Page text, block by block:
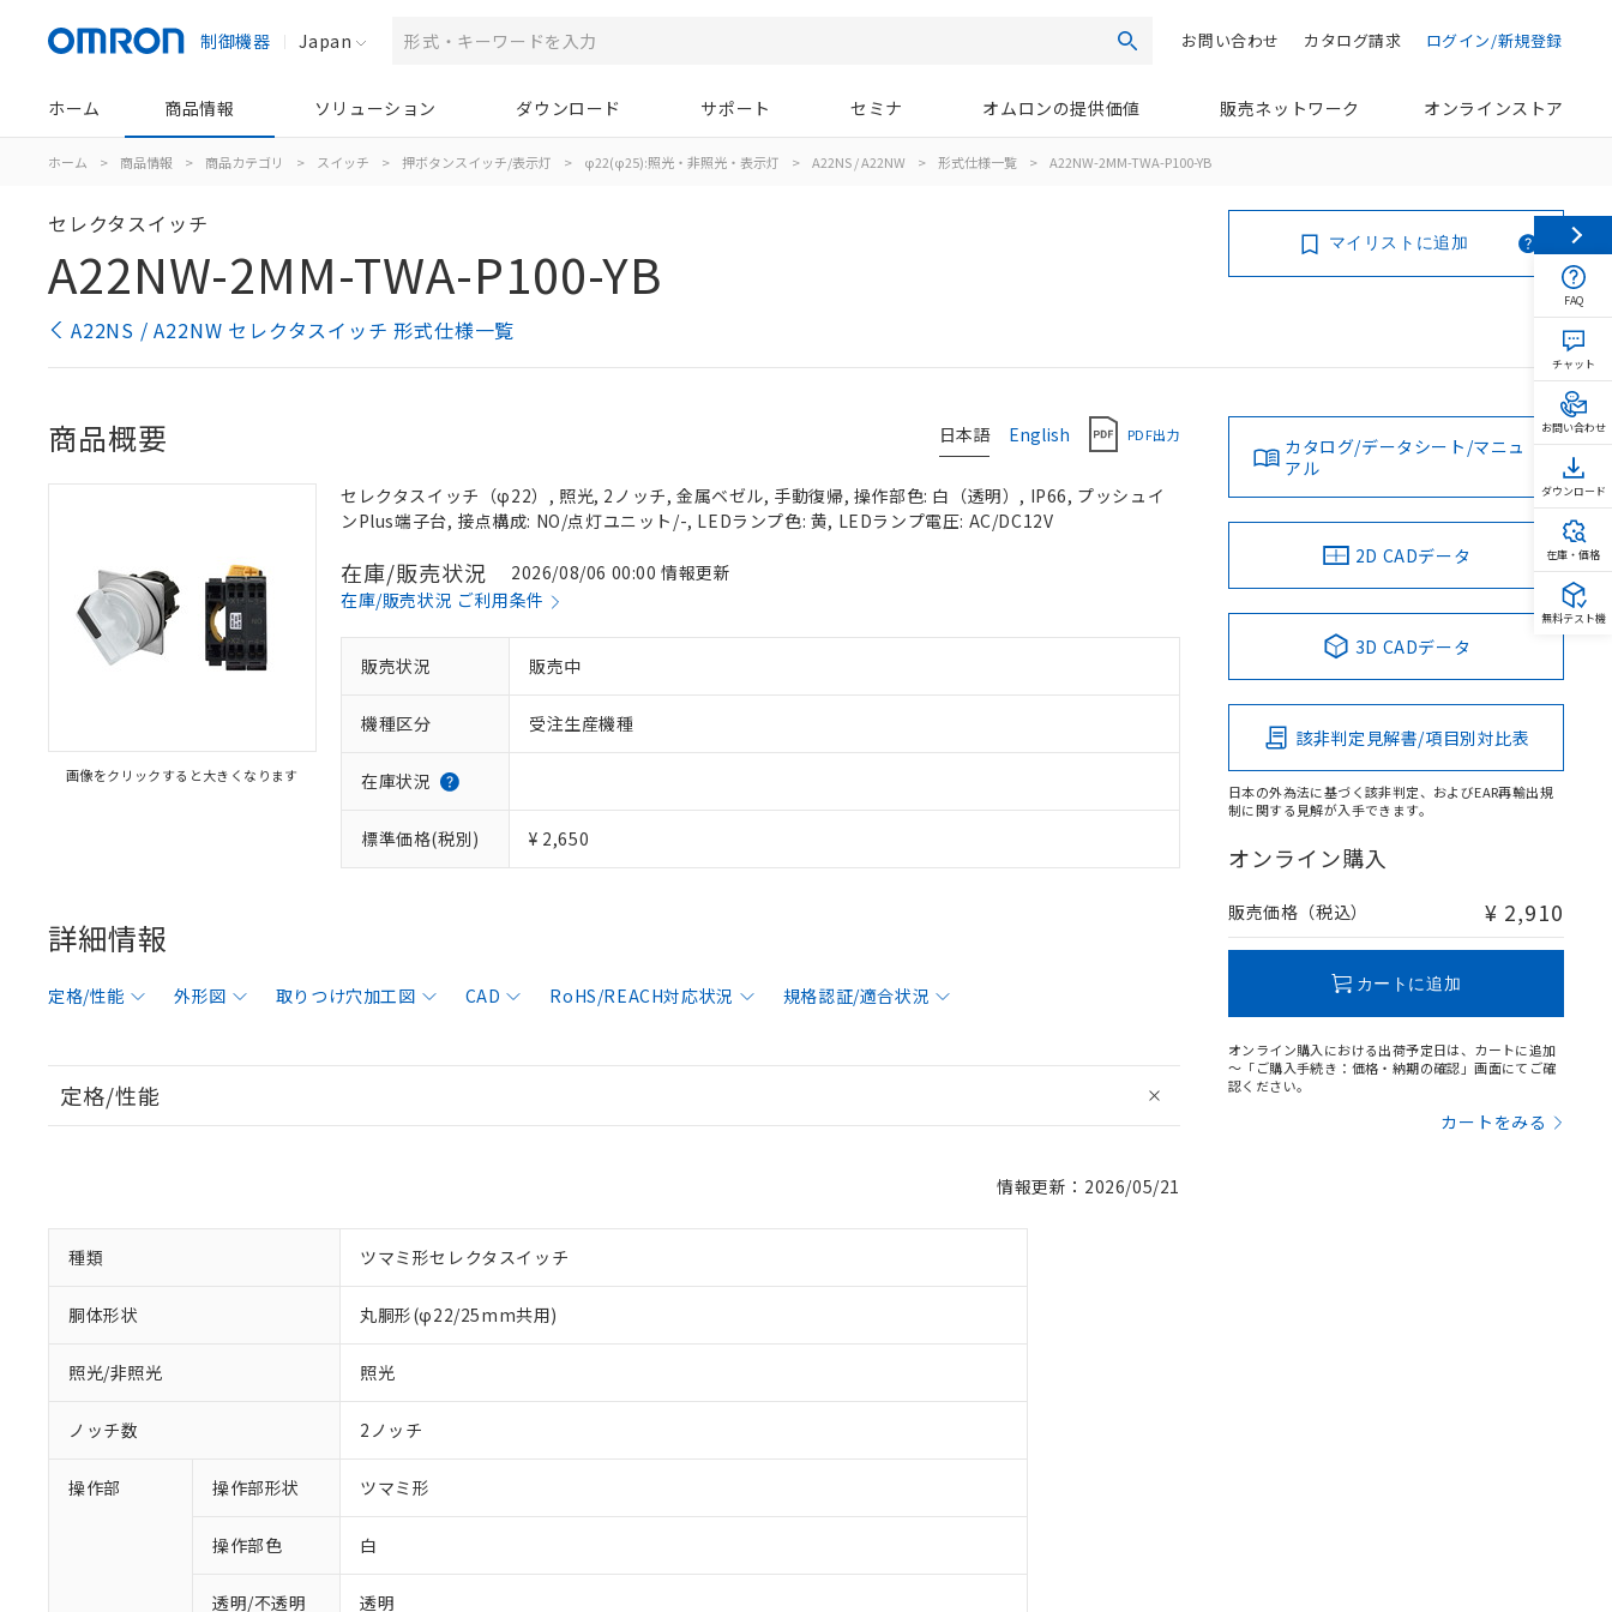
制御機器 Japan 検索 ログイン/新規登録
カタログ請求
お問い合わせ
ホーム 商品情報 ソリューション ダウンロード サポート セミナ オムロンの提供価値 販売ネットワーク オンラインストア
ホーム > 商品情報 > 商品カテゴリ > スイッチ > 押ボタンスイッチ/表示灯 > φ22(φ25):照光・非照光・表示灯 > A22NS / A22NW > 形式仕様一覧 > A22NW-2MM-TWA-P100-YB
セレクタスイッチ
A22NW-2MM-TWA-P100-YB
A22NS / A22NW セレクタスイッチ 形式仕様一覧
マイリストに追加
日本語 English PDF出力
商品概要
画像をクリックすると大きくなります
セレクタスイッチ（φ22）, 照光, 2ノッチ, 金属ベゼル, 手動復帰, 操作部色: 白（透明）, IP66, プッシュイ
ンPlus端子台, 接点構成: NO/点灯ユニット/-, LEDランプ色: 黄, LEDランプ電圧: AC/DC12V
在庫/販売状況
2026/08/06 00:00 情報更新
在庫/販売状況 ご利用条件
販売状況 販売中
機種区分 受注生産機種
在庫状況
標準価格(税別) ¥ 2,650
詳細情報
定格/性能 外形図 取りつけ穴加工図 CAD RoHS/REACH対応状況 規格認証/適合状況
定格/性能
情報更新：2026/05/21
種類 ツマミ形セレクタスイッチ
胴体形状 丸胴形(φ22/25mm共用)
照光/非照光 照光
ノッチ数 2ノッチ
操作部 操作部形状 ツマミ形
操作部色 白
透明/不透明 透明
カタログ/データシート/マニュ
アル
2D CADデータ
3D CADデータ
該非判定見解書/項目別対比表
日本の外為法に基づく該非判定、およびEAR再輸出規
制に関する見解が入手できます。
オンライン購入
販売価格（税込） ¥ 2,910
カートに追加
オンライン購入における出荷予定日は、カートに追加
～「ご購入手続き：価格・納期の確認」画面にてご確
認ください。
カートをみる
FAQ
チャット
お問い合わせ
ダウンロード
在庫・価格
無料テスト機